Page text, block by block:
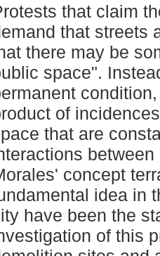
that claim
that streets
there may be
space".
of
that are
concept
idea in
have been the
of this